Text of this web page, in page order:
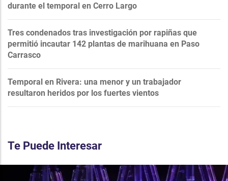
durante el temporal en Cerro Largo
Tres condenados tras investigación por rapiñas que
permitió incautar 142 plantas de marihuana en Paso
Carrasco
Temporal en Rivera: una menor y un trabajador
resultaron heridos por los fuertes vientos
Te Puede Interesar